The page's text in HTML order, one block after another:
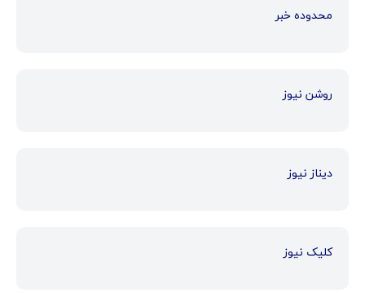
محدوده خبر
روشن نیوز
دیناز نیوز
کلیک نیوز